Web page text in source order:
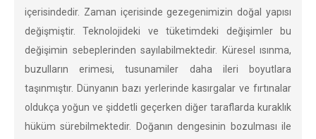
içerisindedir. Zaman içerisinde gezegenimizin doğal yapısı
değişmiştir. Teknolojideki ve tüketimdeki değişimler bu
değişimin sebeplerinden sayılabilmektedir. Küresel ısınma,
buzulların erimesi, tusunamiler daha ileri boyutlara
taşınmıştır. Dünyanın bazı yerlerinde kasırgalar ve fırtınalar
oldukça yoğun ve şiddetli geçerken diğer taraflarda kuraklık
hüküm sürebilmektedir. Doğanın dengesinin bozulması ile